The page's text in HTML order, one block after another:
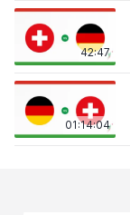
42:47
01:14:04